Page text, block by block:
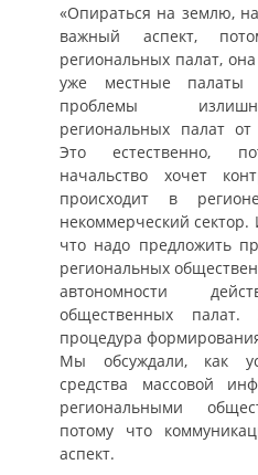
«Опираться на землю,
важный аспект,
региональных палат,
уже местные палаты
проблемы
региональных палат от
Это естественно,
начальство хочет
происходит в
некоммерческий
что надо предложить
региональных
автономности
общественных
процедура
Мы обсуждали, как
средства массовой
региональными
потому что
аспект.